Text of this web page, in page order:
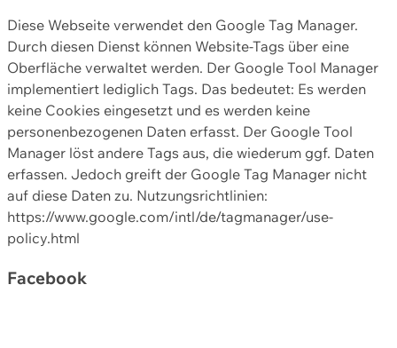
Diese Webseite verwendet den Google Tag Manager.
Durch diesen Dienst können Website-Tags über eine
Oberfläche verwaltet werden. Der Google Tool Manager
implementiert lediglich Tags. Das bedeutet: Es werden
keine Cookies eingesetzt und es werden keine
personenbezogenen Daten erfasst. Der Google Tool
Manager löst andere Tags aus, die wiederum ggf. Daten
erfassen. Jedoch greift der Google Tag Manager nicht
auf diese Daten zu. Nutzungsrichtlinien:
https://www.google.com/intl/de/tagmanager/use-
policy.html
Facebook